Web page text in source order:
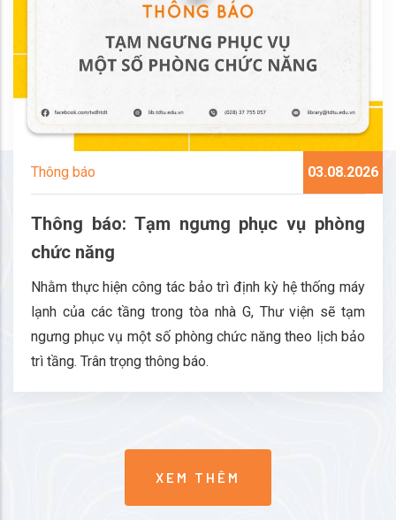
Thông báo 03.08.2026
Thông báo: Tạm ngưng phục vụ phòng
chức năng
Nhằm thực hiện công tác bảo trì định kỳ hệ thống máy
lạnh của các tầng trong tòa nhà G, Thư viện sẽ tạm
ngưng phục vụ một số phòng chức năng theo lịch bảo
trì tầng. Trân trọng thông báo.
XEM THÊM